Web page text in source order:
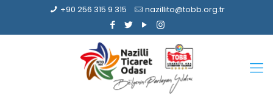
+90 256 315 9 315 nazillito@tobb.org.tr